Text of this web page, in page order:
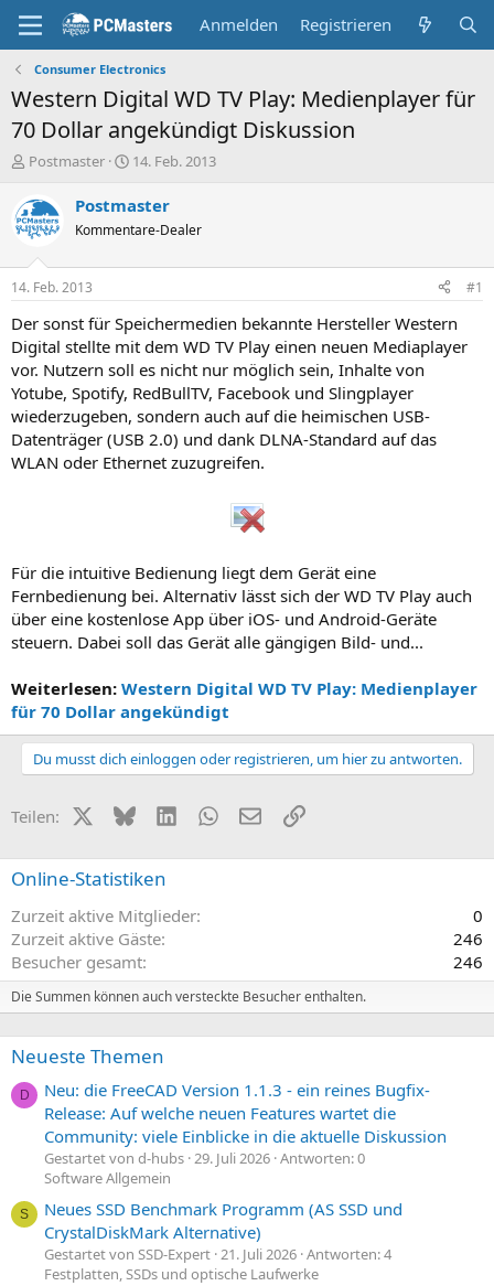
Anmelden Registrieren
Consumer Electronics
Western Digital WD TV Play: Medienplayer für
70 Dollar angekündigt Diskussion
E
s
t
e
e
r
Postmaster
E
s
e
t
a
m
14. Feb. 2013
Postmaster
Kommentare-Dealer
14. Feb. 2013 #1
Der sonst für Speichermedien bekannte Hersteller Western
Digital stellte mit dem WD TV Play einen neuen Mediaplayer
vor. Nutzern soll es nicht nur möglich sein, Inhalte von
Yotube, Spotify, RedBullTV, Facebook und Slingplayer
wiederzugeben, sondern auch auf die heimischen USB-
Datenträger (USB 2.0) und dank DLNA-Standard auf das
WLAN oder Ethernet zuzugreifen.
Für die intuitive Bedienung liegt dem Gerät eine
Fernbedienung bei. Alternativ lässt sich der WD TV Play auch
über eine kostenlose App über iOS- und Android-Geräte
steuern. Dabei soll das Gerät alle gängigen Bild- und...
Weiterlesen: Western Digital WD TV Play: Medienplayer
für 70 Dollar angekündigt
Du musst dich einloggen oder registrieren, um hier zu antworten.
Teilen: X (Twitter)
BlueskyLinkedInWhatsApp
E-MailLink
Online-Statistiken
Zurzeit aktive Mitglieder
0
Zurzeit aktive Gäste
246
Besucher gesamt
246
Die Summen können auch versteckte Besucher enthalten.
Neueste Themen
D
Neu: die FreeCAD Version 1.1.3 - ein reines Bugfix-
Release: Auf welche neuen Features wartet die
Community: viele Einblicke in die aktuelle Diskussion
Gestartet von d-hubs 29. Juli 2026 Antworten: 0
Software Allgemein
S
Neues SSD Benchmark Programm (AS SSD und
CrystalDiskMark Alternative)
Gestartet von SSD-Expert 21. Juli 2026 Antworten: 4
Festplatten, SSDs und optische Laufwerke